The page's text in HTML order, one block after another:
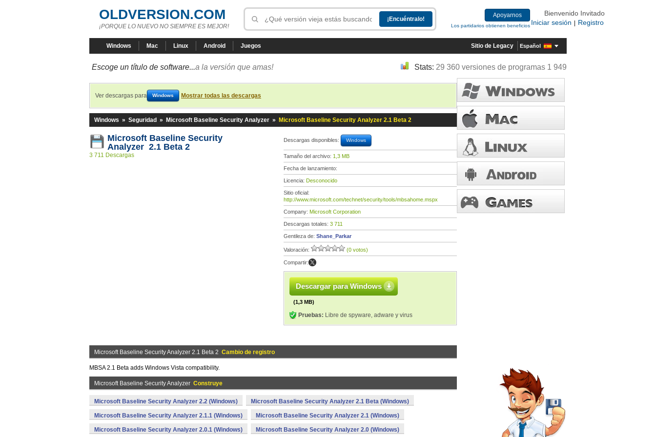
OLDVERSION.COM
¡PORQUE LO NUEVO NO SIEMPRE ES MEJOR!
Apoyarnos
Los partidarios obtienen beneficios
Bienvenido Invitado
Iniciar sesión
Registro
Windows Mac Linux Android Juegos Sitio de Legacy Español
Escoge un título de software...a la versión que amas! Stats: 29 360 versiones de programas 1 949
Ver descargas para Windows Mostrar todas las descargas
Windows » Seguridad » Microsoft Baseline Security Analyzer » Microsoft Baseline Security Analyzer 2.1 Beta 2
Microsoft Baseline Security
Analyzer 2.1 Beta 2
3 711 Descargas
Descargas disponibles: Windows
Tamaño del archivo: 1,3 MB
Fecha de lanzamiento:
Licencia: Desconocido
Sitio oficial:
http://www.microsoft.com/technet/security/tools/mbsahome.mspx
Company: Microsoft Corporation
Descargas totales: 3 711
Gentileza de: Shane_Parkar
Valoración: (0 votos)
Compartir:
Descargar para Windows
(1,3 MB)
Pruebas: Libre de spyware, adware y virus
Microsoft Baseline Security Analyzer 2.1 Beta 2 Cambio de registro
MBSA 2.1 Beta adds Windows Vista compatibility.
Microsoft Baseline Security Analyzer Construye
Microsoft Baseline Security Analyzer 2.2 (Windows) Microsoft Baseline Security Analyzer 2.1 Beta (Windows)
Microsoft Baseline Security Analyzer 2.1.1 (Windows) Microsoft Baseline Security Analyzer 2.1 (Windows)
Microsoft Baseline Security Analyzer 2.0.1 (Windows) Microsoft Baseline Security Analyzer 2.0 (Windows)